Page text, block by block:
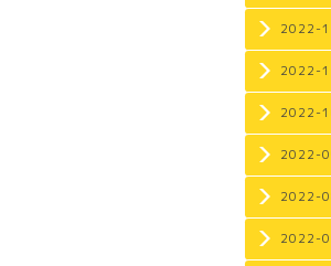
2022-
2022-
2022-
2022-
2022-
2022-